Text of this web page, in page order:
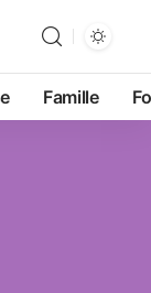
Famille